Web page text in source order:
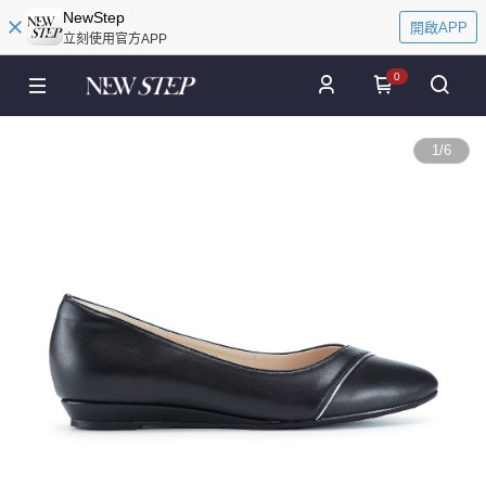
NewStep
立刻使用官方APP
開啟APP
0
1/6